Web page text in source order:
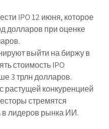
IPO 12 июня, которое
долларов при оценке
выйти на биржу в
стоимость IPO
3 трлн долларов.
растущей конкуренцией
стремятся
лидеров рынка ИИ.